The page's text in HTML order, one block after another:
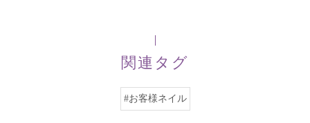
関連タグ
#お客様ネイル